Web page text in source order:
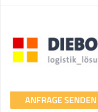
ANFRAGE SENDEN